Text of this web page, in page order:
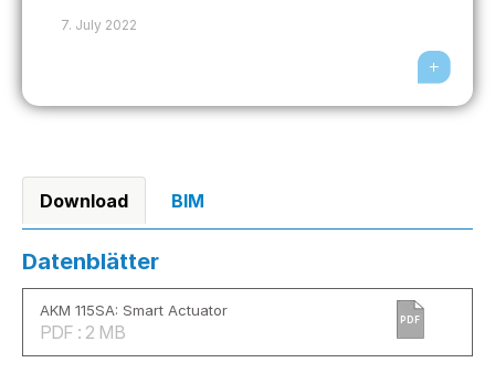
7. July 2022
Download BIM
Datenblätter
AKM 115SA: Smart Actuator
PDF : 2 MB
PDF